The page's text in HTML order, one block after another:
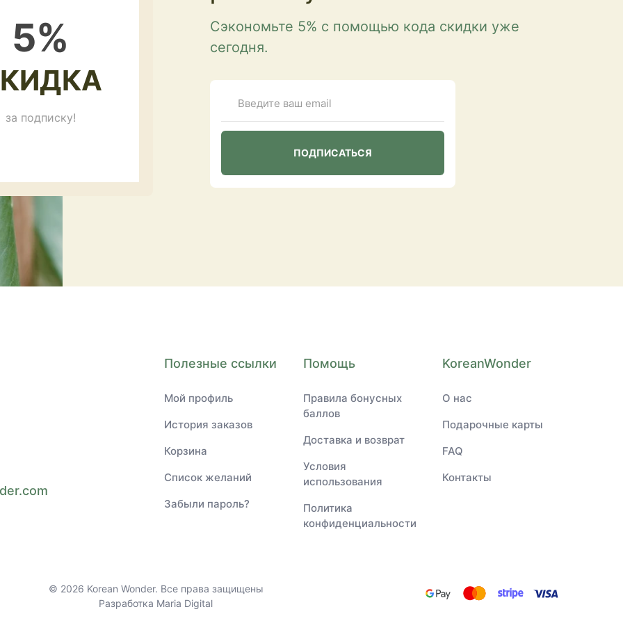
5%
за подписку!
Сэкономьте 5% с помощью кода скидки уже
сегодня.
Полезные ссылки
Мой профиль
История заказов
Корзина
Список желаний
Забыли пароль?
Помощь
Правила бонусных
баллов
Доставка и возврат
Условия
использования
Политика
конфиденциальности
KoreanWonder
О нас
Подарочные карты
FAQ
Контакты
© 2026 Korean Wonder. Все права защищены
Разработка Maria Digital